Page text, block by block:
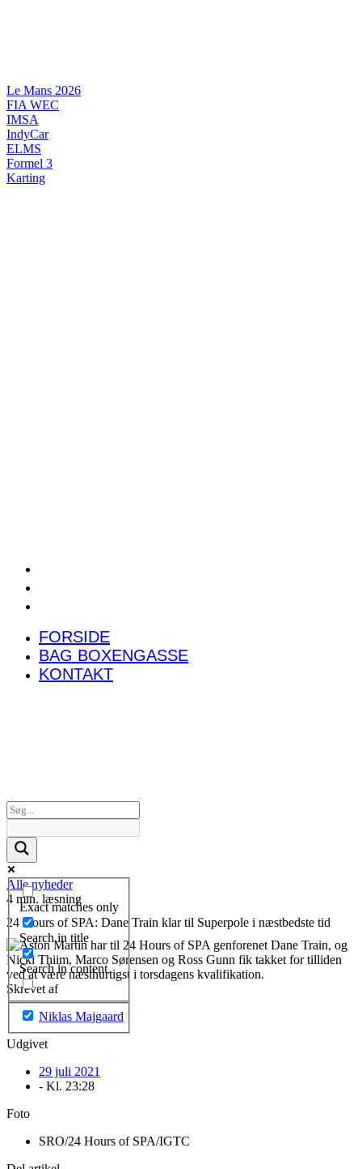
Le Mans 2026
FIA WEC
IMSA
IndyCar
ELMS
Formel 3
Karting
FORSIDE
BAG BOXENGASSE
KONTAKT
Exact matches only
Search in title
Search in content
Alle nyheder
4 min. læsning
24 Hours of SPA: Dane Train klar til Superpole i næstbedste tid
Skrevet af
Niklas Majgaard
Udgivet
29 juli 2021
- Kl. 23:28
Foto
SRO/24 Hours of SPA/IGTC